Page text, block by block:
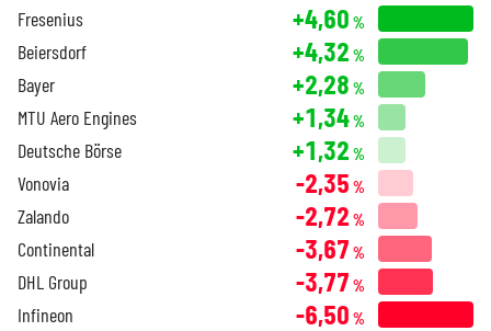
Fresenius +4,60 %
Beiersdorf +4,32 %
Bayer +2,28 %
MTU Aero Engines +1,34%
Deutsche Börse +1,32 %
Vonovia -2,35 %
Zalando -2,72 %
Continental -3,67 %
DHL Group -3,77 %
Infineon -6,50 %